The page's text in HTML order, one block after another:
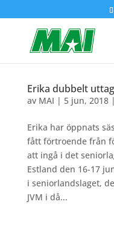
Erika dubbelt
av MAI | 5 jun, 2018|
Erika har öppnats
fått förtroende från
att ingå i det
Estland den 16-17
i seniorlandslaget,
JVM i då...